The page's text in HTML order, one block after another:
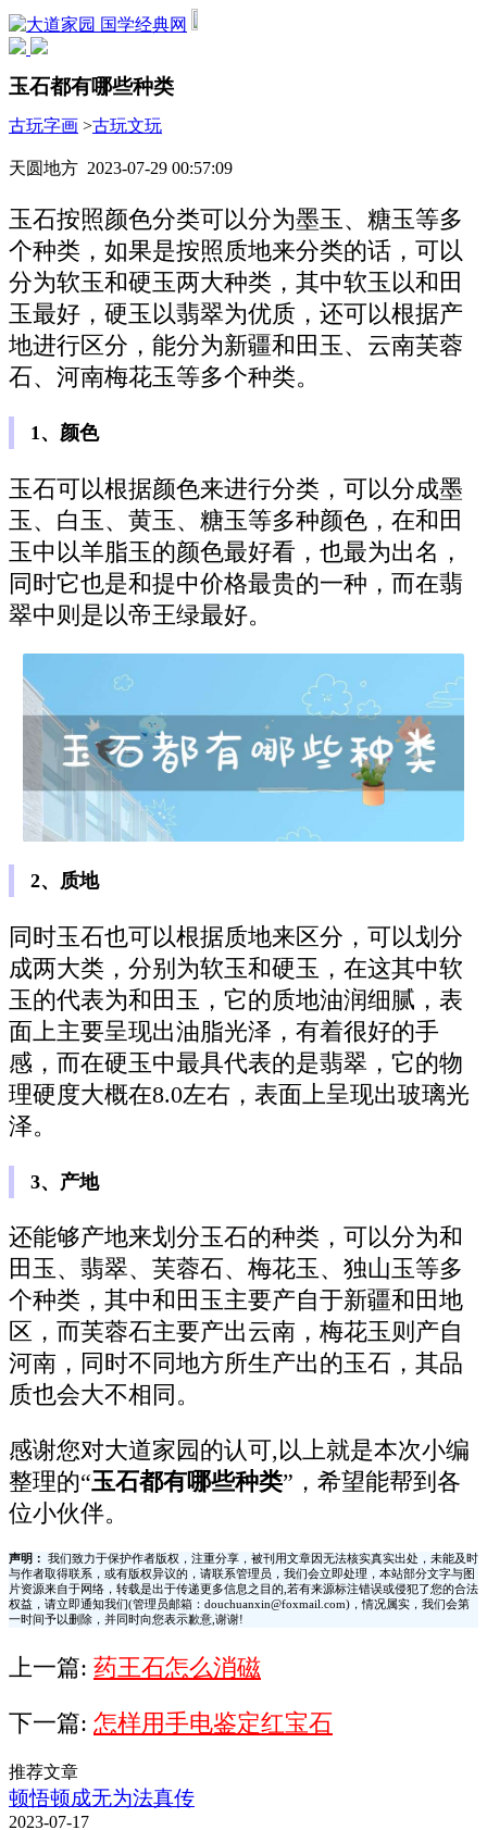
国学经典网
玉石都有哪些种类
古玩字画 >古玩文玩
天圆地方 2023-07-29 00:57:09
玉石按照颜色分类可以分为墨玉、糖玉等多
个种类，如果是按照质地来分类的话，可以
分为软玉和硬玉两大种类，其中软玉以和田
玉最好，硬玉以翡翠为优质，还可以根据产
地进行区分，能分为新疆和田玉、云南芙蓉
石、河南梅花玉等多个种类。
1、颜色
玉石可以根据颜色来进行分类，可以分成墨
玉、白玉、黄玉、糖玉等多种颜色，在和田
玉中以羊脂玉的颜色最好看，也最为出名，
同时它也是和提中价格最贵的一种，而在翡
翠中则是以帝王绿最好。
2、质地
同时玉石也可以根据质地来区分，可以划分
成两大类，分别为软玉和硬玉，在这其中软
玉的代表为和田玉，它的质地油润细腻，表
面上主要呈现出油脂光泽，有着很好的手
感，而在硬玉中最具代表的是翡翠，它的物
理硬度大概在8.0左右，表面上呈现出玻璃光
泽。
3、产地
还能够产地来划分玉石的种类，可以分为和
田玉、翡翠、芙蓉石、梅花玉、独山玉等多
个种类，其中和田玉主要产自于新疆和田地
区，而芙蓉石主要产出云南，梅花玉则产自
河南，同时不同地方所生产出的玉石，其品
质也会大不相同。
感谢您对大道家园的认可,以上就是本次小编
整理的“玉石都有哪些种类”，希望能帮到各
位小伙伴。
声明：
我们致力于保护作者版权，注重分享，被刊用文章因无法核实真实出处，未能及时
与作者取得联系，或有版权异议的，请联系管理员，我们会立即处理，本站部分文字与图
片资源来自于网络，转载是出于传递更多信息之目的,若有来源标注错误或侵犯了您的合法
权益，请立即通知我们(管理员邮箱：douchuanxin@foxmail.com)，情况属实，我们会第
一时间予以删除，并同时向您表示歉意,谢谢!
上一篇: 药王石怎么消磁
下一篇: 怎样用手电鉴定红宝石
推荐文章
顿悟顿成无为法真传
2023-07-17